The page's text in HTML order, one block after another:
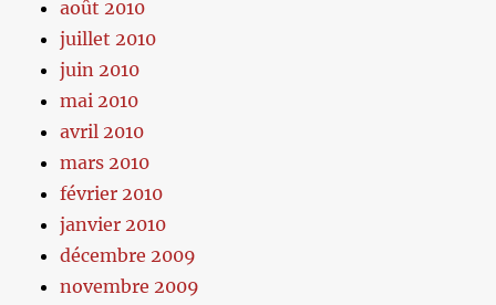
août 2010
juillet 2010
juin 2010
mai 2010
avril 2010
mars 2010
février 2010
janvier 2010
décembre 2009
novembre 2009